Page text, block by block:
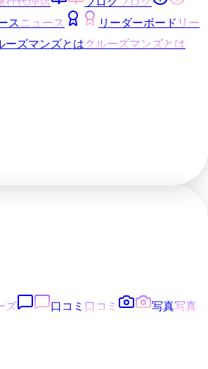
ス ニュース リーダーボード リー
ーズマンズとはクルーズマンズとは
ズ 口コミ 口コミ 写真写真